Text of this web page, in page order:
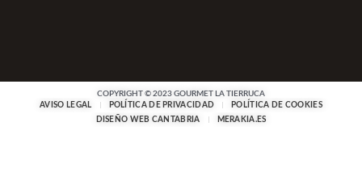
COPYRIGHT © 2023 GOURMET LA TIERRUCA
AVISO LEGAL
POLÍTICA DE PRIVACIDAD
POLÍTICA DE COOKIES
DISEÑO WEB CANTABRIA
MERAKIA.ES